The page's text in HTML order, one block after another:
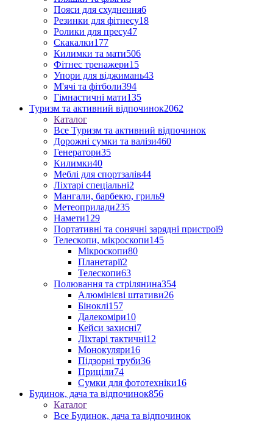
Пояси для схуднення6
Резинки для фітнесу18
Ролики для пресу47
Скакалки177
Килимки та мати506
Фітнес тренажери15
Упори для віджимань43
М'ячі та фітболи394
Гімнастичні мати135
Туризм та активний відпочинок2062
Каталог
Все Туризм та активний відпочинок
Дорожні сумки та валізи460
Генератори35
Килимки40
Меблі для спортзалів44
Ліхтарі спеціальні2
Мангали, барбекю, гриль9
Метеоприлади235
Намети129
Портативні та сонячні зарядні пристрої9
Телескопи, мікроскопи145
Мікроскопи80
Планетарії2
Телескопи63
Полювання та стрілянина354
Алюмінієві штативи26
Біноклі157
Далекоміри10
Кейси захисні7
Ліхтарі тактичні12
Монокуляри16
Підзорні труби36
Приціли74
Сумки для фототехніки16
Будинок, дача та відпочинок856
Каталог
Все Будинок, дача та відпочинок